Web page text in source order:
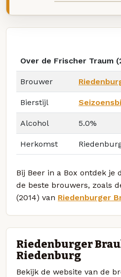
Over de Frischer Traum
Brouwer
Bierstijl
Alcohol 5.0%
Herkomst
Bij Beer in a Box ontdek je
de beste brouwers, zoals
(2014) van Riedenburger
Riedenburger
Riedenburg
Bekijk de website van de